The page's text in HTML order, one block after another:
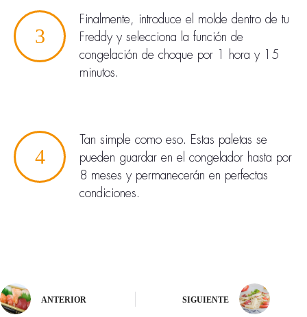
3
Finalmente, introduce el molde dentro de tu
Freddy y selecciona la función de
congelación de choque por 1 hora y 15
minutos.
4
Tan simple como eso. Estas paletas se
pueden guardar en el congelador hasta por
8 meses y permanecerán en perfectas
condiciones.
ANTERIOR SIGUIENTE